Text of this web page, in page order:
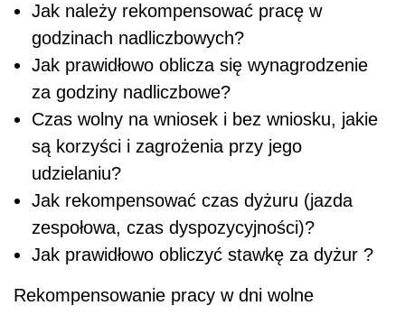
Jak należy rekompensować pracę w
godzinach nadliczbowych?
Jak prawidłowo oblicza się wynagrodzenie
za godziny nadliczbowe?
Czas wolny na wniosek i bez wniosku, jakie
są korzyści i zagrożenia przy jego
udzielaniu?
Jak rekompensować czas dyżuru (jazda
zespołowa, czas dyspozycyjności)?
Jak prawidłowo obliczyć stawkę za dyżur ?
Rekompensowanie pracy w dni wolne